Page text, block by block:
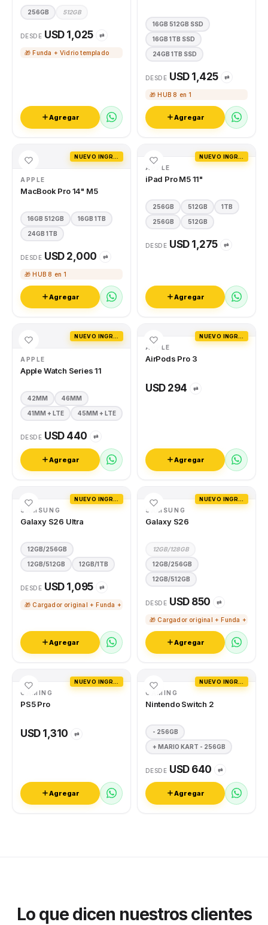
256GB 512GB
DESDE USD 1,025 ⇄
🎁 Funda + Vidrio templado
Agregar
16GB 512GB SSD
16GB 1TB SSD
24GB 1TB SSD
DESDE USD 1,425 ⇄
🎁 HUB 8 en 1
Agregar
APPLE
MacBook Pro 14" M5
16GB 512GB 16GB 1TB
24GB 1TB
DESDE USD 2,000 ⇄
🎁 HUB 8 en 1
Agregar
APPLE
iPad Pro M5 11"
256GB 512GB 1TB
256GB 512GB
DESDE USD 1,275 ⇄
Agregar
APPLE
Apple Watch Series 11
42MM 46MM
41MM + LTE 45MM + LTE
DESDE USD 440 ⇄
Agregar
APPLE
AirPods Pro 3
USD 294 ⇄
Agregar
SAMSUNG
Galaxy S26 Ultra
12GB/256GB
12GB/512GB 12GB/1TB
DESDE USD 1,095 ⇄
🎁 Cargador original + Funda + Vidrio templado
Agregar
SAMSUNG
Galaxy S26
12GB/128GB
12GB/256GB
12GB/512GB
DESDE USD 850 ⇄
🎁 Cargador original + Funda +
Agregar
GAMING
PS5 Pro
USD 1,310 ⇄
Agregar
GAMING
Nintendo Switch 2
- 256GB
+ MARIO KART - 256GB
DESDE USD 640 ⇄
Agregar
Lo que dicen nuestros clientes